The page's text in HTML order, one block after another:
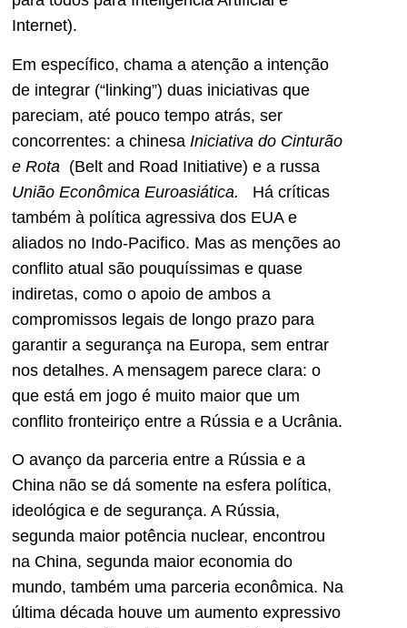
Internet).
Em específico, chama a atenção a intenção
de integrar (“linking”) duas iniciativas que
pareciam, até pouco tempo atrás, ser
concorrentes: a chinesa Iniciativa do Cinturão
e Rota (Belt and Road Initiative) e a russa
União Econômica Euroasiática.
Há críticas
também à política agressiva dos EUA e
aliados no Indo-Pacifico. Mas as menções ao
conflito atual são pouquíssimas e quase
indiretas, como o apoio de ambos a
compromissos legais de longo prazo para
garantir a segurança na Europa, sem entrar
nos detalhes. A mensagem parece clara: o
que está em jogo é muito maior que um
conflito fronteiriço entre a Rússia e a Ucrânia.
O avanço da parceria entre a Rússia e a
China não se dá somente na esfera política,
ideológica e de segurança. A Rússia,
segunda maior potência nuclear, encontrou
na China, segunda maior economia do
mundo, também uma parceria econômica. Na
última década houve um aumento expressivo